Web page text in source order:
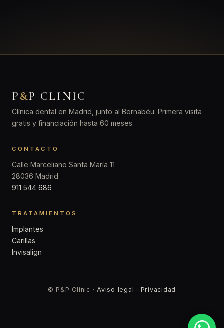
P&P CLINIC
Clínica dental en Madrid, junto al Bernabéu. Primera visita
gratis y financiación hasta 60 meses.
CONTACTO
Calle Marceliano Santa María 11
28036 Madrid
911 544 686
TRATAMIENTOS
Implantes
Carillas
Invisalign
© P&P Clinic ·Aviso legal · Privacidad